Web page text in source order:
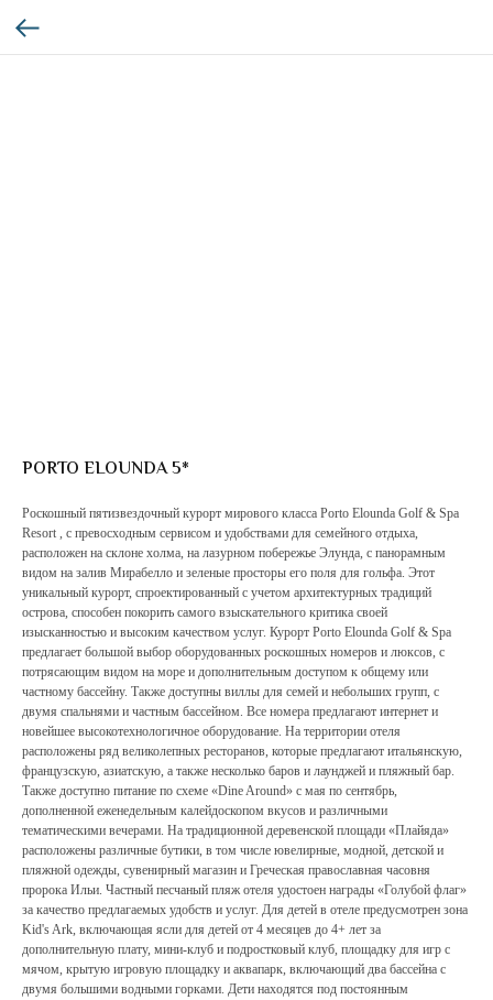
PORTO ELOUNDA 5*
Роскошный пятизвездочный курорт мирового класса Porto Еlounda Golf & Spa
Resort , с превосходным сервисом и удобствами для семейного отдыха,
расположен на склоне холма, на лазурном побережье Элунда, с панорамным
видом на залив Мирабелло и зеленые просторы его поля для гольфа. Этот
уникальный курорт, спроектированный с учетом архитектурных традиций
острова, способен покорить самого взыскательного критика своей
изысканностью и высоким качеством услуг. Курорт Porto Elounda Golf & Spa
предлагает большой выбор оборудованных роскошных номеров и люксов, с
потрясающим видом на море и дополнительным доступом к общему или
частному бассейну. Также доступны виллы для семей и небольших групп, с
двумя спальнями и частным бассейном. Все номера предлагают интернет и
новейшее высокотехнологичное оборудование. На территории отеля
расположены ряд великолепных ресторанов, которые предлагают итальянскую,
французскую, азиатскую, а также несколько баров и лаунджей и пляжный бар.
Также доступно питание по схеме «Dine Around» с мая по сентябрь,
дополненной еженедельным калейдоскопом вкусов и различными
тематическими вечерами. На традиционной деревенской площади «Плайяда»
расположены различные бутики, в том числе ювелирные, модной, детской и
пляжной одежды, сувенирный магазин и Греческая православная часовня
пророка Ильи. Частный песчаный пляж отеля удостоен награды «Голубой флаг»
за качество предлагаемых удобств и услуг. Для детей в отеле предусмотрен зона
Kid's Ark, включающая ясли для детей от 4 месяцев до 4+ лет за
дополнительную плату, мини-клуб и подростковый клуб, площадку для игр с
мячом, крытую игровую площадку и аквапарк, включающий два бассейна с
двумя большими водными горками. Дети находятся под постоянным